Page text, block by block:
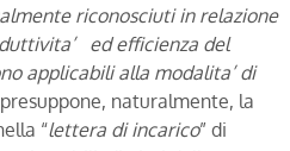
riconosciuti in relazione
ed efficienza del
applicabili alla modalita’ di
naturalmente, la
“lettera di incarico” di